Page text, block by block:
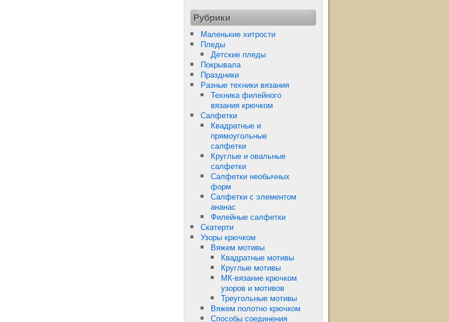
Рубрики
Маленькие хитрости
Пледы
Детские пледы
Покрывала
Праздники
Разные техники вязания
Техника филейного
вязания крючком
Салфетки
Квадратные и
прямоугольные
салфетки
Круглые и овальные
салфетки
Салфетки необычных
форм
Салфетки с элементом
ананас
Филейные салфетки
Скатерти
Узоры крючком
Вяжем мотивы
Квадратные мотивы
Круглые мотивы
МК-вязание крючком
узоров и мотивов
Треугольные мотивы
Вяжем полотно крючком
Способы соединения